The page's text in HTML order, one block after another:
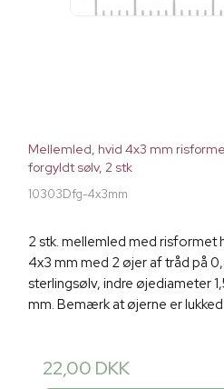
Mellemled, hvid 4x3 mm
forgyldt sølv, 2 stk
10303Dfg-4x3mm
2 stk. mellemled med risformet
4x3 mm med 2 øjer af tråd på
sterlingsølv, indre øjediameter
mm. Bemærk at øjerne er
22,00 DKK